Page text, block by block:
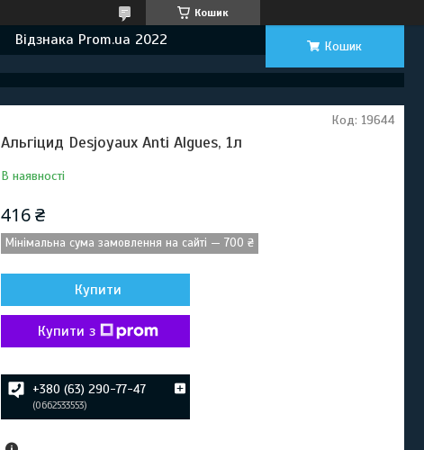
Кошик
Відзнака Prom.ua 2022 Кошик
Альгіцид Desjoyaux Anti Algues, 1л
В наявності
Код: 19644
416 ₴
Мінімальна сума замовлення на сайті — 700 ₴
Купити
Купити з
+380 (63) 290-77-47
0662533553